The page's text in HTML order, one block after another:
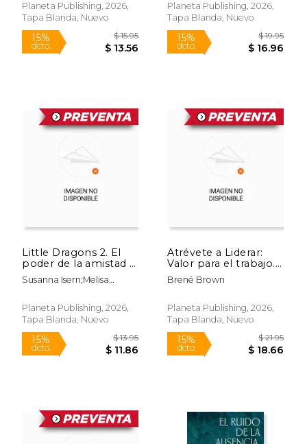
40%
dcto. $ 23.95
15%
dcto. $
Rápido
Planeta Publishing, 2026,
Tapa Blanda, Nuevo
Planeta Publishing, 2026,
Tapa Blanda, Nuevo
Little Dragons 2. El
poder de la amistad /
Little Dragons 2. The
Power of Friendship
Susanna Isern;Melisa
Planeta Publishing, 2026,
Tapa Blanda, Nuevo
Atrévete a Liderar:
Valor para el trabajo.
Conversaciones
difíciles. Corazones
Lead: Brave work.
Tough Conversations.
Brené Brown
Planeta Publishing, 2026,
Tapa Blanda, Nuevo